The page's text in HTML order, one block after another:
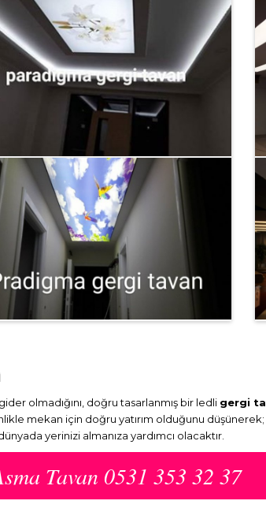
olmadığını, doğru tasarlanmış bir ledli gergi
mekan için doğru yatırım olduğunu
yerinizi almanıza yardımcı olacaktır.
Tavan 0531 353 32 37